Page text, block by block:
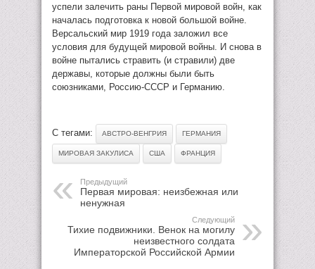
успели залечить раны Первой мировой войн, как
началась подготовка к новой большой войне.
Версальский мир 1919 года заложил все
условия для будущей мировой войны. И снова в
войне пытались стравить (и стравили) две
державы, которые должны были быть
союзниками, Россию-СССР и Германию.
С тегами: АВСТРО-ВЕНГРИЯ ГЕРМАНИЯ
МИРОВАЯ ЗАКУЛИСА США ФРАНЦИЯ
Предыдущий
Первая мировая: неизбежная или
ненужная
Следующий
Тихие подвижники. Венок на могилу
неизвестного солдата
Императорской Российской Армии